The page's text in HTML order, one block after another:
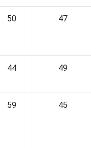
50 47
44 49
59 45